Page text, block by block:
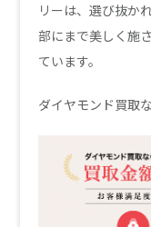
リーは、選び抜か
部にまで美しく施
ています。
ダイヤモンド買取